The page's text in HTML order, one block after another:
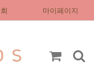
마이페이지